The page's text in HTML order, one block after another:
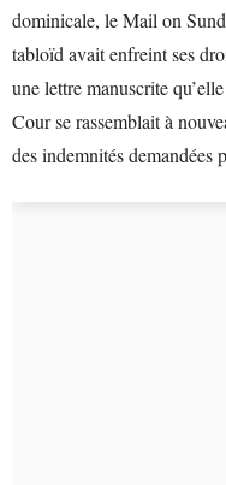
dominicale, le Mail on
tabloïd avait enfreint ses
une lettre manuscrite
Cour se rassemblait à
des indemnités demandées